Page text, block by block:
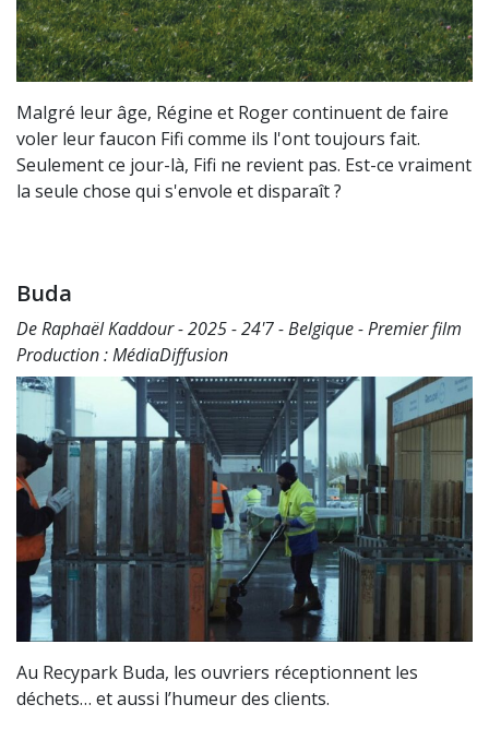
Malgré leur âge, Régine et Roger continuent de faire
voler leur faucon Fifi comme ils l'ont toujours fait.
Seulement ce jour-là, Fifi ne revient pas. Est-ce vraiment
la seule chose qui s'envole et disparaît ?
Buda
De Raphaël Kaddour - 2025 - 24'7 - Belgique - Premier film
Production : MédiaDiffusion
Au Recypark Buda, les ouvriers réceptionnent les
déchets… et aussi l’humeur des clients.